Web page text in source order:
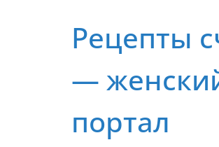
содержимомуРецепты
—
портал